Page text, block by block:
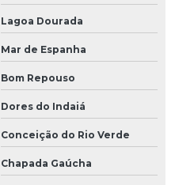
Lagoa Dourada
Mar de Espanha
Bom Repouso
Dores do Indaiá
Conceição do Rio Verde
Chapada Gaúcha